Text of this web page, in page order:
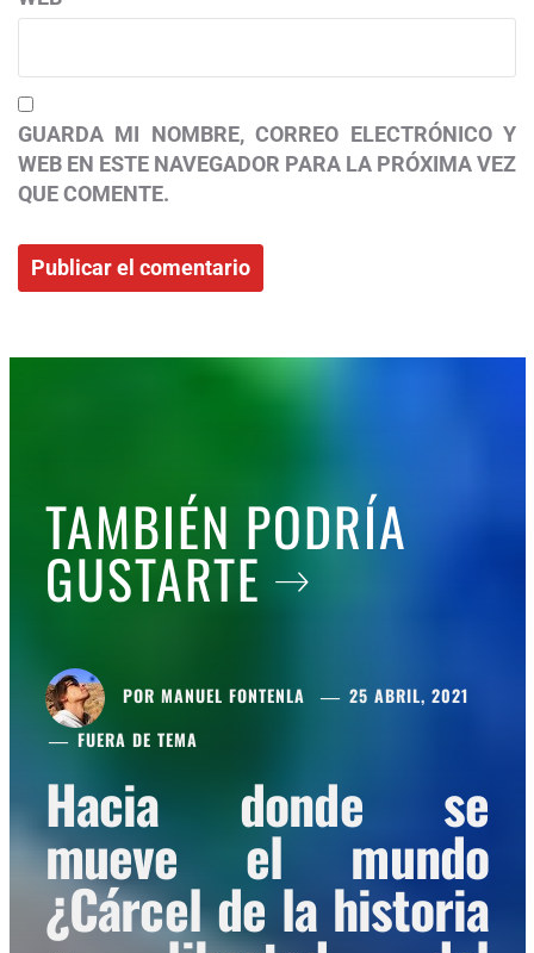
GUARDA MI NOMBRE, CORREO ELECTRÓNICO Y
WEB EN ESTE NAVEGADOR PARA LA PRÓXIMA VEZ
QUE COMENTE.
TAMBIÉN PODRÍA
GUSTARTE
POR MANUEL FONTENLA
25 ABRIL, 2021
FUERA DE TEMA
Hacia donde se
mueve el mundo
¿Cárcel de la historia